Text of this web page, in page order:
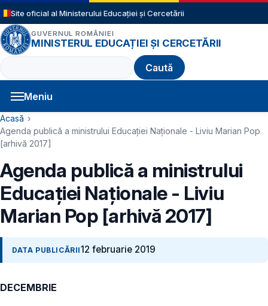
Sari la conținutul principal
Site oficial al Ministerului Educației și Cercetării
GUVERNUL ROMÂNIEI
MINISTERUL EDUCAȚIEI ȘI CERCETĂRII
Caută
Meniu
Navigație principală
Cale de navigare
Acasă
Agenda publică a ministrului Educației Naționale - Liviu Marian Pop
[arhivă 2017]
Agenda publică a ministrului
Educației Naționale - Liviu
Marian Pop [arhivă 2017]
DATA PUBLICĂRII12 februarie 2019
DECEMBRIE